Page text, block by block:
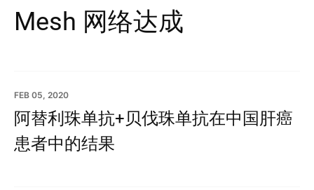
Mesh 网络达成
FEB 05, 2020
阿替利珠单抗+贝伐珠单抗在中国肝癌
患者中的结果